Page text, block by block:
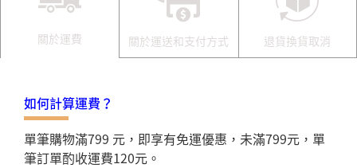
關於運費 關於運送和支付方式 退貨換貨取消
如何計算運費？
單筆購物滿799 元，即享有免運優惠，未滿799元，單
筆訂單酌收運費120元。